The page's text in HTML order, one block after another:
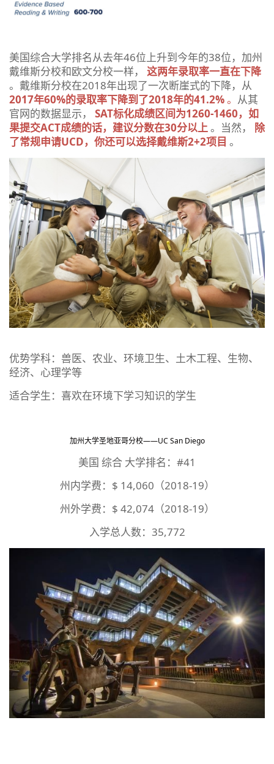
美国综合大学排名从去年46位上升到今年的38位，加州
戴维斯分校和欧文分校一样， 这两年录取率一直在下降
。戴维斯分校在2018年出现了一次断崖式的下降，从
2017年60%的录取率下降到了2018年的41.2%。 从其
官网的数据显示， SAT标化成绩区间为1260-1460，如
果提交ACT成绩的话，建议分数在30分以上。当然， 除
了常规申请UCD，你还可以选择戴维斯2+2项目 。
优势学科：兽医、农业、环境卫生、土木工程、生物、
经济、心理学等
适合学生：喜欢在环境下学习知识的学生
加州大学圣地亚哥分校——UC San Diego
美国 综合 大学排名：#41
州内学费：$ 14,060（2018-19）
州外学费：$ 42,074（2018-19）
入学总人数：35,772